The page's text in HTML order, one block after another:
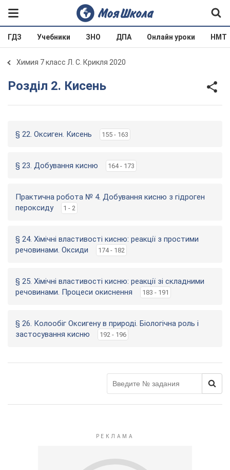
ГДЗ Учебники ЗНО ДПА Онлайн уроки НМТ
Химия 7 класс Л. С. Крикля 2020
Розділ 2. Кисень
§ 22. Оксиген. Кисень 155 - 163
§ 23. Добування кисню 164 - 173
Практична робота № 4. Добування кисню з гідроген
пероксиду
1 - 2
§ 24. Хімічні властивості кисню: реакції з простими
речовинами. Оксиди
174 - 182
§ 25. Хімічні властивості кисню: реакції зі складними
речовинами. Процеси окиснення
183 - 191
§ 26. Колообіг Оксигену в природі. Біологічна роль і
застосування кисню
192 - 196